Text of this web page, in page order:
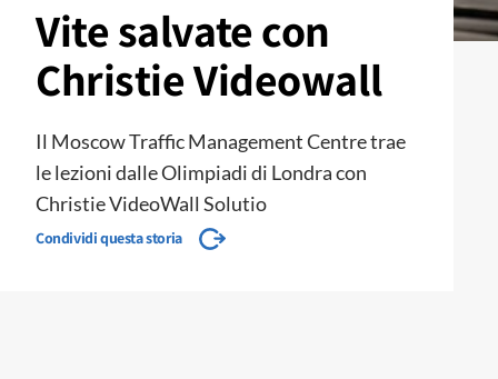
Vite salvate con
Christie Videowall
Il Moscow Traffic Management Centre trae
le lezioni dalle Olimpiadi di Londra con
Christie VideoWall Solutio
Condividi questa storia